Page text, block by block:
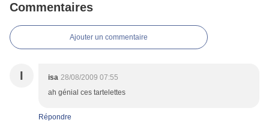
Commentaires
Ajouter un commentaire
I isa 28/08/2009 07:55
ah génial ces tartelettes
Répondre